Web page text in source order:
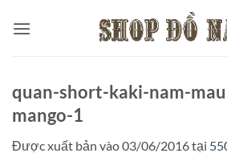
qua
quan-short-kaki-nam-
mango-1
Được xuất bản vào03/06/2016tại